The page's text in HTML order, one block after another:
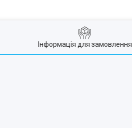
Інформація для замовлення